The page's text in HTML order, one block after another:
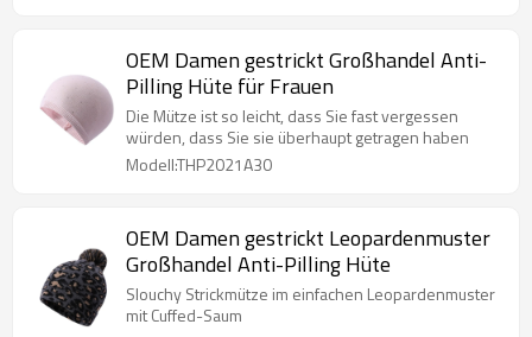
OEM Damen gestrickt Großhandel Anti-
Pilling Hüte für Frauen
Die Mütze ist so leicht, dass Sie fast vergessen
würden, dass Sie sie überhaupt getragen haben
Modell:THP2021A30
OEM Damen gestrickt Leopardenmuster
Großhandel Anti-Pilling Hüte
Slouchy Strickmütze im einfachen Leopardenmuster
mit Cuffed-Saum